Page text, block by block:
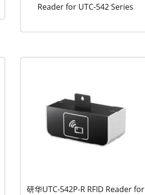
Reader for UTC-542 Series
研华UTC-542P-R RFID Reader for